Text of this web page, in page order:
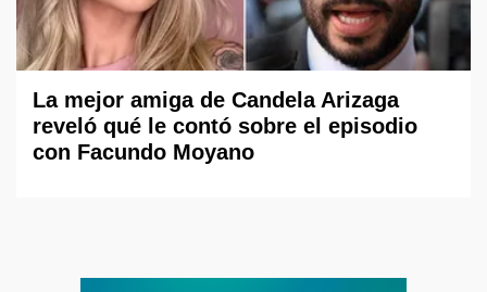
La mejor amiga de Candela Arizaga
reveló qué le contó sobre el episodio
con Facundo Moyano